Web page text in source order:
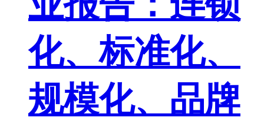
化、标准化、
规模化、品牌